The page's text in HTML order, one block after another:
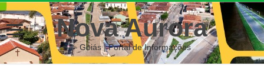
Nova Aurora
– Goiás | Portal de Informações